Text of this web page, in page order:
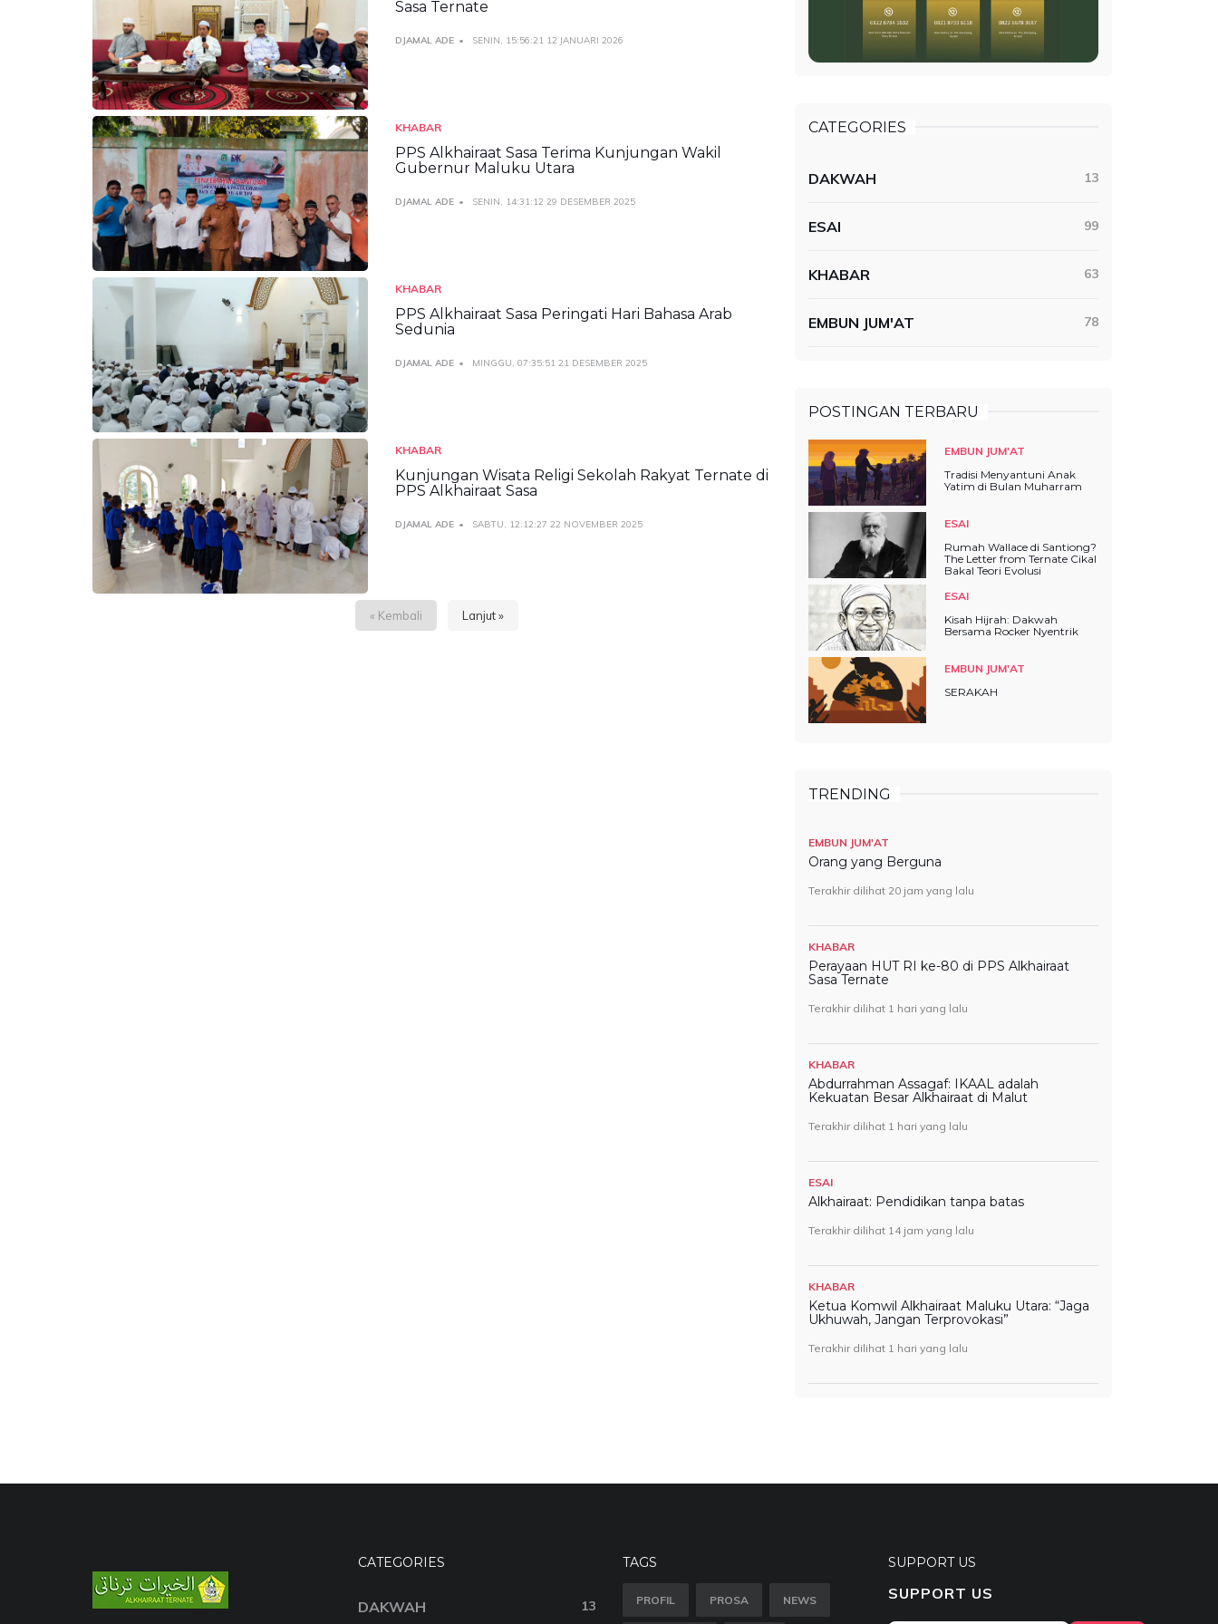
Sasa Ternate
DJAMAL ADE SENIN, 15:56:21 12 JANUARI 2026
KHABAR
PPS Alkhairaat Sasa Terima Kunjungan Wakil
Gubernur Maluku Utara
DJAMAL ADE SENIN, 14:31:12 29 DESEMBER 2025
KHABAR
PPS Alkhairaat Sasa Peringati Hari Bahasa Arab
Sedunia
DJAMAL ADE MINGGU, 07:35:51 21 DESEMBER 2025
KHABAR
Kunjungan Wisata Religi Sekolah Rakyat Ternate di
PPS Alkhairaat Sasa
DJAMAL ADE SABTU, 12:12:27 22 NOVEMBER 2025
« Kembali Lanjut »
CATEGORIES
DAKWAH 13
ESAI 99
KHABAR 63
EMBUN JUM'AT 78
POSTINGAN TERBARU
EMBUN JUM'AT
Tradisi Menyantuni Anak
Yatim di Bulan Muharram
ESAI
Rumah Wallace di Santiong?
The Letter from Ternate Cikal
Bakal Teori Evolusi
ESAI
Kisah Hijrah: Dakwah
Bersama Rocker Nyentrik
EMBUN JUM'AT
SERAKAH
TRENDING
EMBUN JUM'AT
Orang yang Berguna
Terakhir dilihat 20 jam yang lalu
KHABAR
Perayaan HUT RI ke-80 di PPS Alkhairaat
Sasa Ternate
Terakhir dilihat 1 hari yang lalu
KHABAR
Abdurrahman Assagaf: IKAAL adalah
Kekuatan Besar Alkhairaat di Malut
Terakhir dilihat 1 hari yang lalu
ESAI
Alkhairaat: Pendidikan tanpa batas
Terakhir dilihat 14 jam yang lalu
KHABAR
Ketua Komwil Alkhairaat Maluku Utara: “Jaga
Ukhuwah, Jangan Terprovokasi”
Terakhir dilihat 1 hari yang lalu
CATEGORIES
DAKWAH 13
TAGS
PROFIL PROSA NEWS
SUPPORT US
SUPPORT US